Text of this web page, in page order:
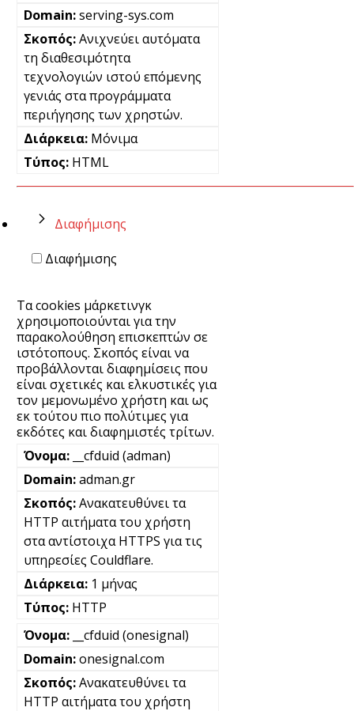
serving-sys.com
Ανιχνεύει αυτόματα
τη διαθεσιμότητα
τεχνολογιών ιστού επόμενης
γενιάς στα προγράμματα
περιήγησης των χρηστών.
Μόνιμα
HTML
Διαφήμισης
Διαφήμισης
Τα cookies μάρκετινγκ
χρησιμοποιούνται για την
παρακολούθηση επισκεπτών σε
ιστότοπους. Σκοπός είναι να
προβάλλονται διαφημίσεις που
είναι σχετικές και ελκυστικές για
τον μεμονωμένο χρήστη και ως
εκ τούτου πιο πολύτιμες για
εκδότες και διαφημιστές τρίτων.
__cfduid (adman)
adman.gr
Ανακατευθύνει τα
HTTP αιτήματα του χρήστη
στα αντίστοιχα HTTPS για τις
υπηρεσίες Couldflare.
1 μήνας
HTTP
__cfduid (onesignal)
onesignal.com
Ανακατευθύνει τα
HTTP αιτήματα του χρήστη